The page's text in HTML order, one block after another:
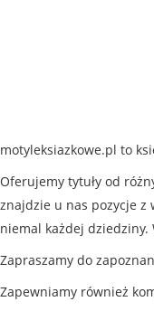
motyleksiazkowe.pl to
Oferujemy tytuły od
znajdzie u nas pozycje z
niemal każdej dziedziny.
Zapraszamy do
Zapewniamy również